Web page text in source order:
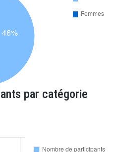
par catégorie